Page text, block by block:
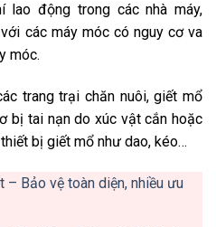
lao động trong các nhà máy,
các máy móc có nguy cơ va
móc.
trang trại chăn nuôi, giết mổ
bị tai nạn do xúc vật cắn hoặc
bị giết mổ như dao, kéo…
– Bảo vệ toàn diện, nhiều ưu